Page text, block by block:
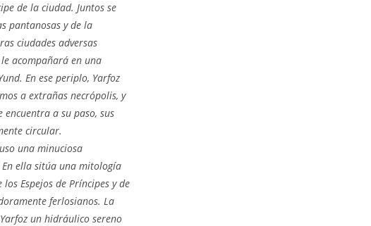
de la ciudad. Juntos se
pantanosas y de la
ciudades adversas
acompañará en una
En ese periplo, Yarfoz
a extrañas necrópolis, y
a su paso, sus
circular.
una minuciosa
ella sitúa una mitología
Espejos de Príncipes y de
ferlosianos. La
un hidráulico sereno